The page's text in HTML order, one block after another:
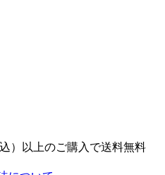
）以上のご購入で送料無料